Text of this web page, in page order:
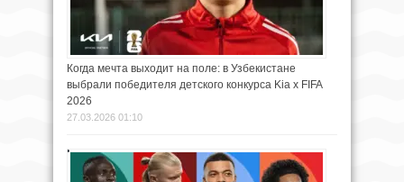
Когда мечта выходит на поле: в Узбекистане
выбрали победителя детского конкурса Kia х FIFA
2026
27.03.2026 01:10